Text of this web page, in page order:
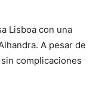
Lisboa con una
A pesar de
complicaciones